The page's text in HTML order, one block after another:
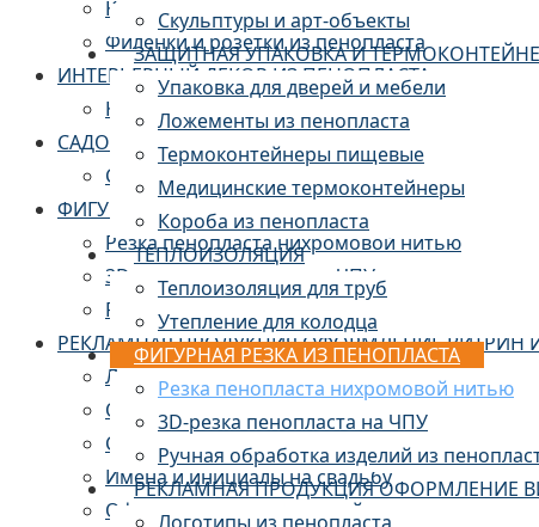
Скульптуры и арт-объекты
ЗАЩИТНАЯ УПАКОВКА И
Упаковка для дверей и мебели
Ложементы из пенопласта
Термоконтейнеры пищевые
Медицинские термоконтейнеры
Короба из пенопласта
ТЕПЛОИЗОЛЯЦИЯ
Теплоизоляция для труб
Утепление для колодца
ФИГУРНАЯ РЕЗКА ИЗ ПЕНОПЛАСТА
Резка пенопласта нихромовой нитью
3D-резка пенопласта на ЧПУ
Ручная обработка изделий из
РЕКЛАМНАЯ ПРОДУКЦИЯ ОФОРМЛЕНИЕ
Карнизы из пенопласта
Филенки и розетки из пенопласта
ИНТЕРЬЕРНЫЙ ДЕКОР ИЗ ПЕНОПЛАСТА
Камины из пенопласта
САДОВО-ПАРКОВЫЙ ДЕКОР
Скульптуры и арт-объекты
ФИГУРНАЯ РЕЗКА ИЗ ПЕНОПЛАСТА
Резка пенопласта нихромовой нитью
3D-резка пенопласта на ЧПУ
Ручная обработка изделий из пенопласта
РЕКЛАМНАЯ ПРОДУКЦИЯ ОФОРМЛЕНИЕ ВИТРИН
Логотипы из пенопласта
Объемные буквы из пенопласта
Слова и надписи
Имена и инициалы на свадьбу
Оформление мероприятий